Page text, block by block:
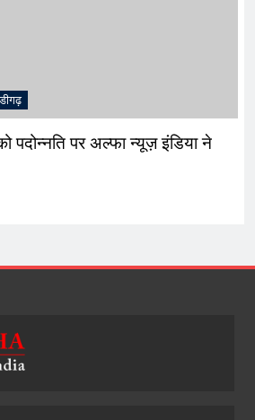
पदोन्नति पर अल्फा न्यूज़ इंडिया ने